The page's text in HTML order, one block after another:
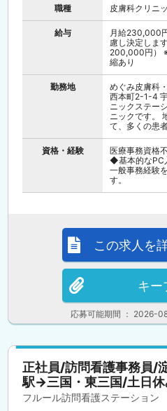
職種 皮膚科クリニ
給与
月給230,000
慮し決定しま
200,000円）
縮あり
勤務地
めぐみ皮膚科
西本町2-1-4
ニックステー
ニックです。
て、多くの患
資格・経験
医療事務資格
◆基本的なPC
一般事務経験
す。
応募可能期間 ： 2026-
この求人を
キー
正社員/訪問看護事務員/
駅→三国・東三国/土日休
フルール訪問看護ステーション